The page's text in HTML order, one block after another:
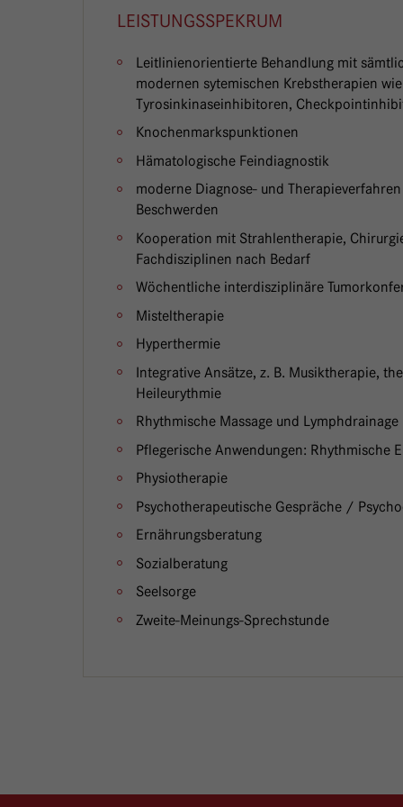
LEISTUNGSSPEKRUM
Leitlinienorientierte Behandlung mit
modernen sytemischen Krebstherapien
Tyrosinkinaseinhibitoren,
Knochenmarkspunktionen
Hämatologische Feindiagnostik
moderne Diagnose- und
Beschwerden
Kooperation mit Strahlentherapie,
Fachdisziplinen nach Bedarf
Wöchentliche interdisziplinäre
Misteltherapie
Hyperthermie
Integrative Ansätze, z. B. Musiktherapie,
Heileurythmie
Rhythmische Massage und Lymphdrainage
Pflegerische Anwendungen: Rhythmische
Physiotherapie
Psychotherapeutische Gespräche /
Ernährungsberatung
Sozialberatung
Seelsorge
Zweite-Meinungs-Sprechstunde